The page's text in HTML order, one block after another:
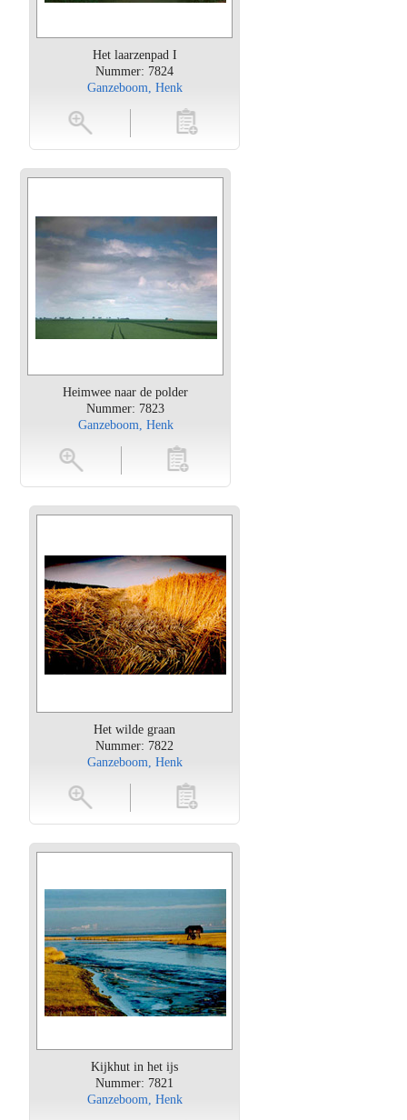
Het laarzenpad I
Nummer: 7824
Ganzeboom, Henk
toevoegen
Heimwee naar de polder
Nummer: 7823
Ganzeboom, Henk
toevoegen
Het wilde graan
Nummer: 7822
Ganzeboom, Henk
toevoegen
Kijkhut in het ijs
Nummer: 7821
Ganzeboom, Henk